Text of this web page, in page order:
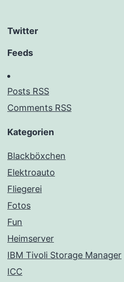
Twitter
Feeds
Posts RSS
Comments RSS
Kategorien
Blackböxchen
Elektroauto
Fliegerei
Fotos
Fun
Heimserver
IBM Tivoli Storage Manager
ICC